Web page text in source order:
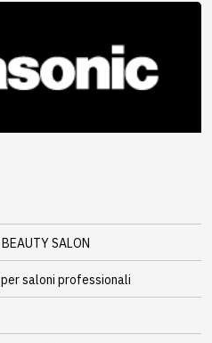
SALON
saloni professionali